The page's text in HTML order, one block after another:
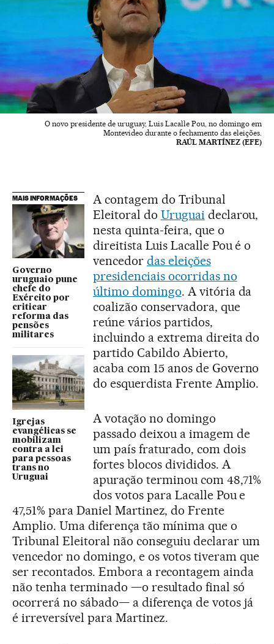
O novo presidente de uruguay, Luis Lacalle Pou, no domingo em
Montevideo durante o fechamento das eleições.
RAÚL MARTÍNEZ (EFE)
MAIS INFORMAÇÕES
Governo
uruguaio pune
chefe do
Exército por
criticar
reforma das
pensões
militares
Igrejas
evangélicas se
mobilizam
contra a lei
para pessoas
trans no
Uruguai
A contagem do Tribunal
Eleitoral do Uruguai declarou,
nesta quinta-feira, que o
direitista Luis Lacalle Pou é o
vencedor das eleições
presidenciais ocorridas no
último domingo. A vitória da
coalizão conservadora, que
reúne vários partidos,
incluindo a extrema direita do
partido Cabildo Abierto,
acaba com 15 anos de Governo
do esquerdista Frente Amplio.
A votação no domingo
passado deixou a imagem de
um país fraturado, com dois
fortes blocos divididos. A
apuração terminou com 48,71%
dos votos para Lacalle Pou e
47,51% para Daniel Martinez, do Frente
Amplio. Uma diferença tão mínima que o
Tribunal Eleitoral não conseguiu declarar um
vencedor no domingo, e os votos tiveram que
ser recontados. Embora a recontagem ainda
não tenha terminado —o resultado final só
ocorrerá no sábado— a diferença de votos já
é irreversível para Martinez.